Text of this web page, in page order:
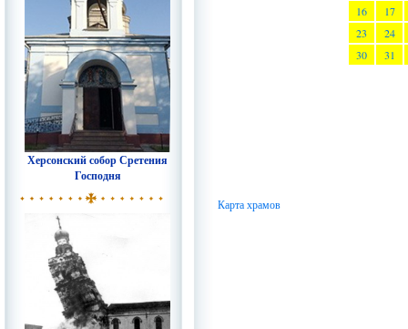
Херсонский собор Сретения
Господня
16
17
23
24
30
31
Карта храмов